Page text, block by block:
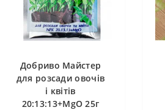
Добриво Майстер
для розсади овочів
і квітів
20:13:13+MgO 25г